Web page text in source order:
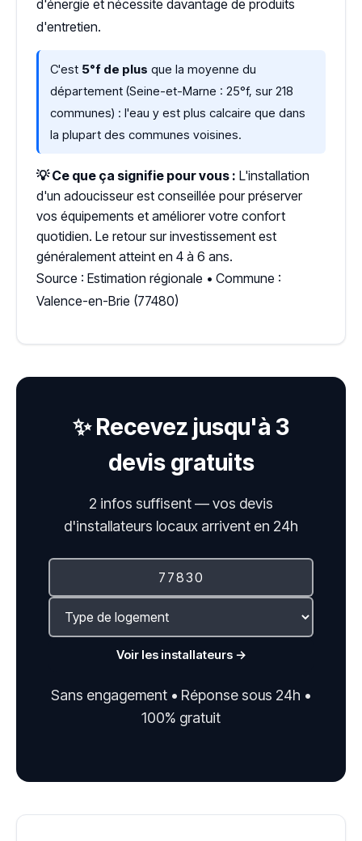
d'énergie et nécessite davantage de produits
d'entretien.
C'est 5°f de plus que la moyenne du
département (Seine-et-Marne : 25°f, sur 218
communes) : l'eau y est plus calcaire que dans
la plupart des communes voisines.
💡 Ce que ça signifie pour vous : L'installation
d'un adoucisseur est conseillée pour préserver
vos équipements et améliorer votre confort
quotidien. Le retour sur investissement est
généralement atteint en 4 à 6 ans.
Source : Estimation régionale • Commune :
Valence-en-Brie (77480)
✨ Recevez jusqu'à 3
devis gratuits
2 infos suffisent — vos devis
d'installateurs locaux arrivent en 24h
Voir les installateurs →
Sans engagement • Réponse sous 24h •
100% gratuit